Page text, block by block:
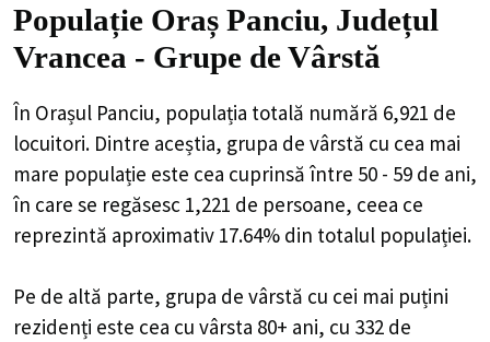
Populație Oraș Panciu, Județul
Vrancea - Grupe de Vârstă
În Orașul Panciu, populația totală numără 6,921 de
locuitori. Dintre aceștia, grupa de vârstă cu cea mai
mare populație este cea cuprinsă între 50 - 59 de ani,
în care se regăsesc 1,221 de persoane, ceea ce
reprezintă aproximativ 17.64% din totalul populației.
Pe de altă parte, grupa de vârstă cu cei mai puțini
rezidenți este cea cu vârsta 80+ ani, cu 332 de